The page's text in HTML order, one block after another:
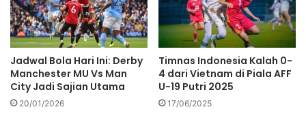
Jadwal Bola Hari Ini: Derby
Manchester MU Vs Man
City Jadi Sajian Utama
20/01/2026
Timnas Indonesia Kalah 0-
4 dari Vietnam di Piala AFF
U-19 Putri 2025
17/06/2025